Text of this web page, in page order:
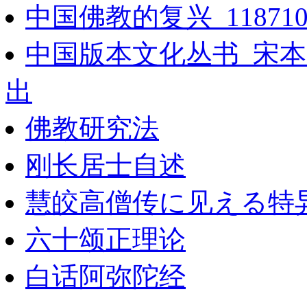
中国佛教的复兴
中国版本文化丛书_宋
出
佛教研究法
刚长居士自述
慧皎高僧传に见える特
六十颂正理论
白话阿弥陀经